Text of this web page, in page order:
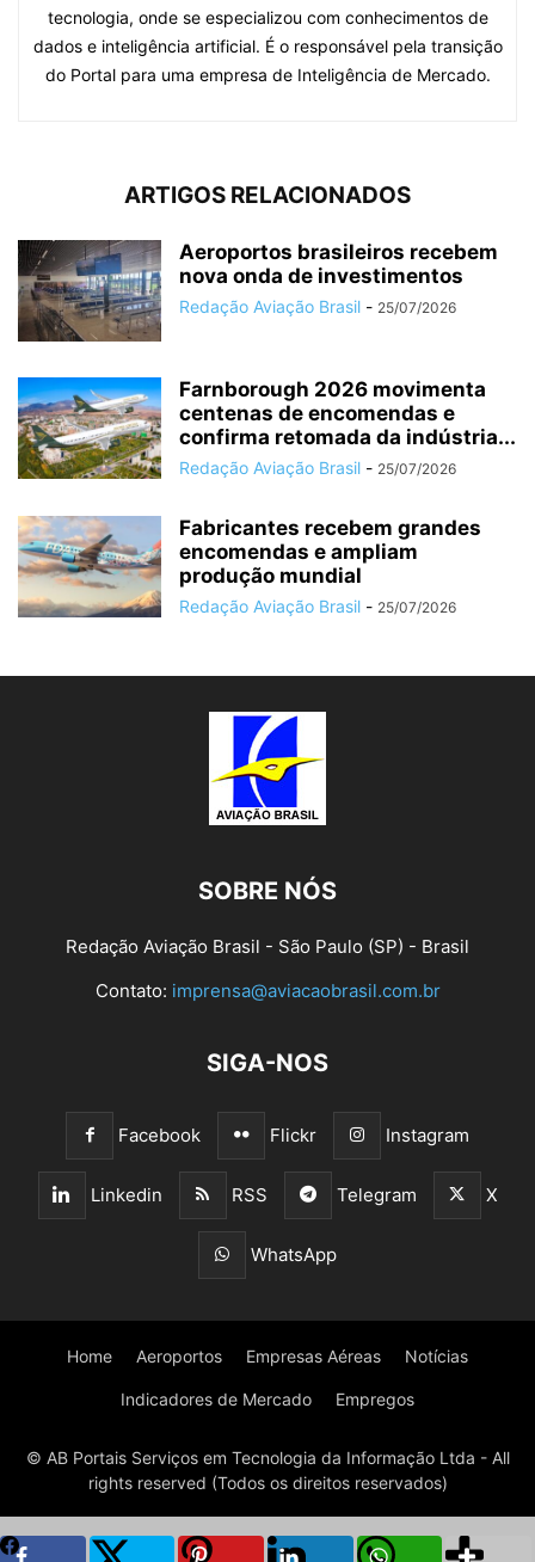
tecnologia, onde se especializou com conhecimentos de
dados e inteligência artificial. É o responsável pela transição
do Portal para uma empresa de Inteligência de Mercado.
ARTIGOS RELACIONADOS
Aeroportos brasileiros recebem
nova onda de investimentos
Redação Aviação Brasil - 25/07/2026
Farnborough 2026 movimenta
centenas de encomendas e
confirma retomada da indústria...
Redação Aviação Brasil - 25/07/2026
Fabricantes recebem grandes
encomendas e ampliam
produção mundial
Redação Aviação Brasil - 25/07/2026
SOBRE NÓS
Redação Aviação Brasil - São Paulo (SP) - Brasil
Contato: imprensa@aviacaobrasil.com.br
SIGA-NOS
Facebook Flickr Instagram
Linkedin RSS Telegram X
WhatsApp
Home Aeroportos Empresas Aéreas Notícias
Indicadores de Mercado Empregos
© AB Portais Serviços em Tecnologia da Informação Ltda - All
rights reserved (Todos os direitos reservados)